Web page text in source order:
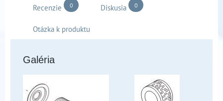
Recenzie 0 Diskusia 0
Otázka k produktu
Galéria